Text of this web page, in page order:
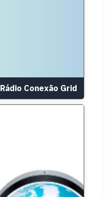
Rádio Conexão Grid